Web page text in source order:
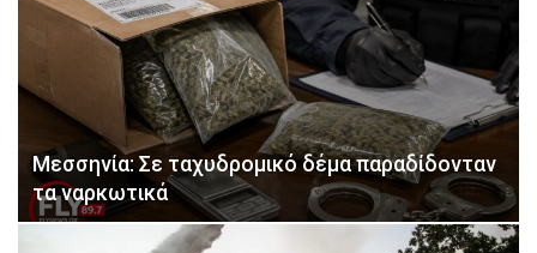
Μεσσηνία: Σε ταχυδρομικό δέμα παραδίδονταν
τα ναρκωτικά